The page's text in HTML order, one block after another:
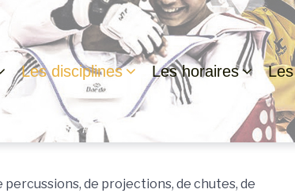
Les disciplines Les horaires
de projections, de chutes, de